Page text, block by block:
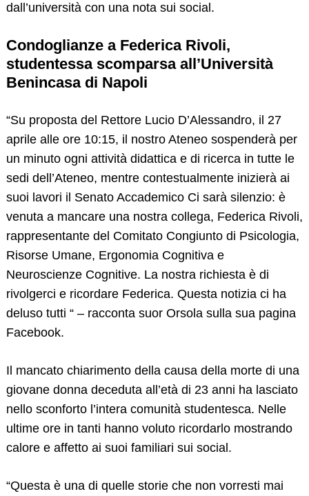
dall’università con una nota sui social.
Condoglianze a Federica Rivoli,
studentessa scomparsa all’Università
Benincasa di Napoli
“Su proposta del Rettore Lucio D’Alessandro, il 27
aprile alle ore 10:15, il nostro Ateneo sospenderà per
un minuto ogni attività didattica e di ricerca in tutte le
sedi dell’Ateneo, mentre contestualmente inizierà ai
suoi lavori il Senato Accademico Ci sarà silenzio: è
venuta a mancare una nostra collega, Federica Rivoli,
rappresentante del Comitato Congiunto di Psicologia,
Risorse Umane, Ergonomia Cognitiva e
Neuroscienze Cognitive. La nostra richiesta è di
rivolgerci e ricordare Federica. Questa notizia ci ha
deluso tutti “ – racconta suor Orsola sulla sua pagina
Facebook.
Il mancato chiarimento della causa della morte di una
giovane donna deceduta all’età di 23 anni ha lasciato
nello sconforto l’intera comunità studentesca. Nelle
ultime ore in tanti hanno voluto ricordarlo mostrando
calore e affetto ai suoi familiari sui social.
“Questa è una di quelle storie che non vorresti mai